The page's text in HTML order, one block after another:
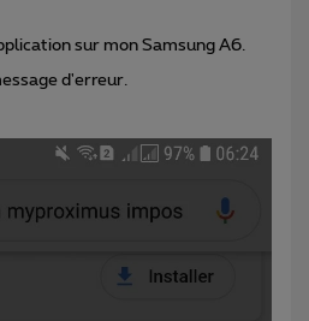
sur mon Samsung A6.
d'erreur.